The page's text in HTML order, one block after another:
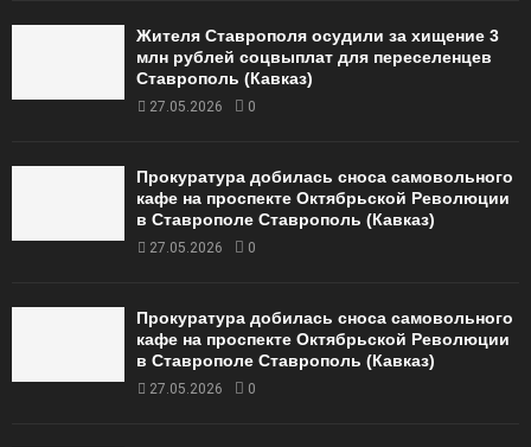
Жителя Ставрополя осудили за хищение 3
млн рублей соцвыплат для переселенцев
Ставрополь (Кавказ)
27.05.2026 0
Прокуратура добилась сноса самовольного
кафе на проспекте Октябрьской Революции
в Ставрополе Ставрополь (Кавказ)
27.05.2026 0
Прокуратура добилась сноса самовольного
кафе на проспекте Октябрьской Революции
в Ставрополе Ставрополь (Кавказ)
27.05.2026 0